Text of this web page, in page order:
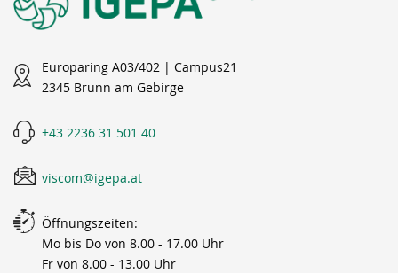
Europaring A03/402 | Campus21
2345 Brunn am Gebirge
+43 2236 31 501 40
viscom@igepa.at
Öffnungszeiten:
Mo bis Do von 8.00 - 17.00 Uhr
Fr von 8.00 - 13.00 Uhr